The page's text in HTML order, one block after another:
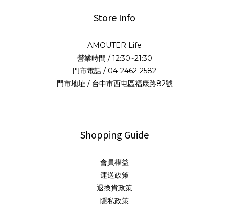
Store Info
AMOUTER Life
營業時間 / 12:30~21:30
門市電話 / 04-2462-2582
門市地址 / 台中市西屯區福康路82號
Shopping Guide
會員權益
運送政策
退換貨政策
隱私政策